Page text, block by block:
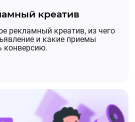
креатив
рекламный креатив, из чего
и какие приемы
конверсию.